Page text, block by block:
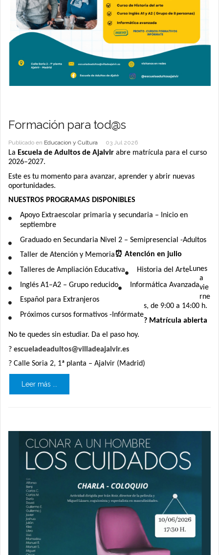
Formación para tod@s
Publicado en Educacion y Cultura 03 Jul 2026
La Escuela de Adultos de Ajalvir abre matrícula para el curso
2026–2027.
Este es tu momento para avanzar, aprender y abrir nuevas
oportunidades.
NUESTROS PROGRAMAS DISPONIBLES
Apoyo Extraescolar primaria y secundaria – Inicio en
septiembre
Graduado en Secundaria Nivel 2 – Semipresencial -Adultos
Taller de Atención y Memoria
Talleres de Ampliación Educativa
Historia del Arte
Inglés A1–A2 – Grupo reducido
Informática Avanzada
Español para Extranjeros
Próximos cursos formativos -Infórmate
⏰ Atención en julio
Lunes
a
vie
rne
s, de 9:00 a 14:00 h.
? Matrícula abierta
No te quedes sin estudiar. Da el paso hoy.
? escueladeadultos@villadeajalvir.es
? Calle Soria 2, 1ª planta – Ajalvir (Madrid)
Leer más ...